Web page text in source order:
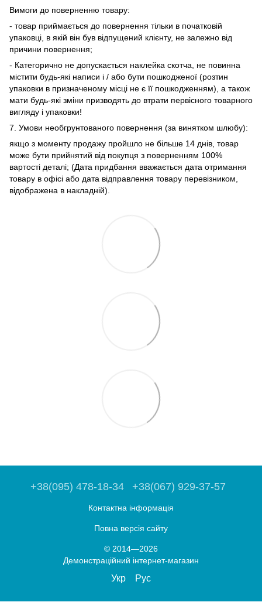
Вимоги до поверненню товару:
- товар приймається до повернення тільки в початковій
упаковці, в якій він був відпущений клієнту, не залежно від
причини повернення;
- Категорично не допускається наклейка скотча, не повинна
містити будь-які написи і / або бути пошкодженої (розтин
упаковки в призначеному місці не є її пошкодженням), а також
мати будь-які зміни призводять до втрати первісного товарного
вигляду і упаковки!
7. Умови необгрунтованого повернення (за винятком шлюбу):
якщо з моменту продажу пройшло не більше 14 днів, товар
може бути прийнятий від покупця з поверненням 100%
вартості деталі; (Дата придбання вважається дата отримання
товару в офісі або дата відправлення товару перевізником,
відображена в накладній).
+38(095) 478-18-34 +38(067) 929-37-57
Контактна інформація
Повна версія сайту
© 2014—2026
Демонстраційний інтернет-магазин
Укр Рус